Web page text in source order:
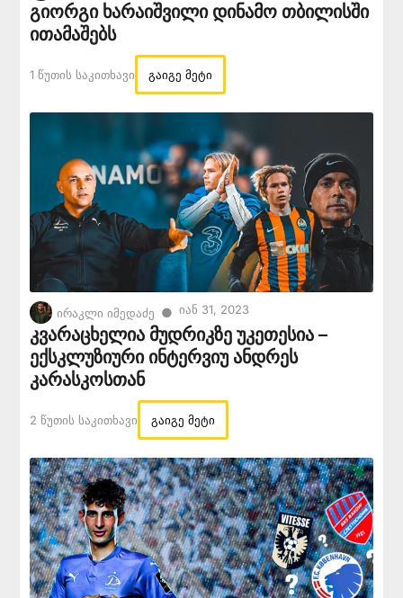
გიორგი ხარაიშვილი დინამო თბილისში
ითამაშებს
1 Წუთის Საკითხავი გაიგე მეტი
ირაკლი იმედაძე ● Იან 31, 2023
კვარაცხელია მუდრიკზე უკეთესია –
ექსკლუზიური ინტერვიუ ანდრეს
კარასკოსთან
2 Წუთის Საკითხავი გაიგე მეტი